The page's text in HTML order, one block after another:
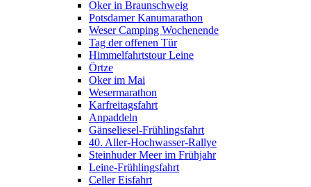
Oker in Braunschweig
Potsdamer Kanumarathon
Weser Camping Wochenende
Tag der offenen Tür
Himmelfahrtstour Leine
Örtze
Oker im Mai
Wesermarathon
Karfreitagsfahrt
Anpaddeln
Gänseliesel-Frühlingsfahrt
40. Aller-Hochwasser-Rallye
Steinhuder Meer im Frühjahr
Leine-Frühlingsfahrt
Celler Eisfahrt